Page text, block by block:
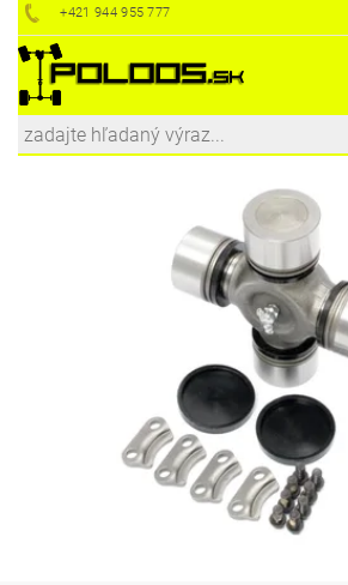
+421 944 955 777